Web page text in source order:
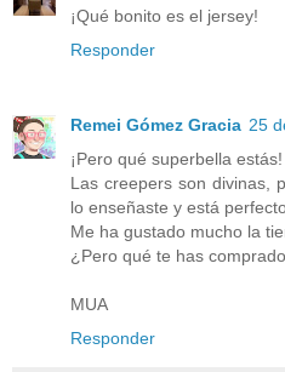
¡Qué bonito es el jersey!
Responder
Remei Gómez Gracia 25
¡Pero qué superbella
Las creepers son divinas,
lo enseñaste y está
Me ha gustado mucho la
¿Pero qué te has
MUA
Responder